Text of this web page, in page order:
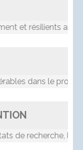
aux
le processus
le